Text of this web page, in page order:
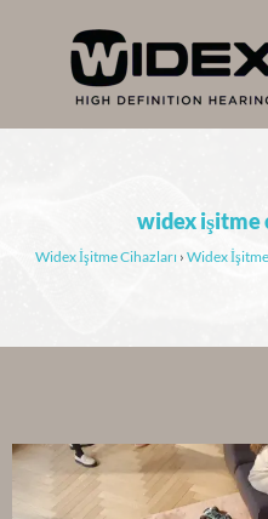
widex işitme
Widex İşitme Cihazları › Widex